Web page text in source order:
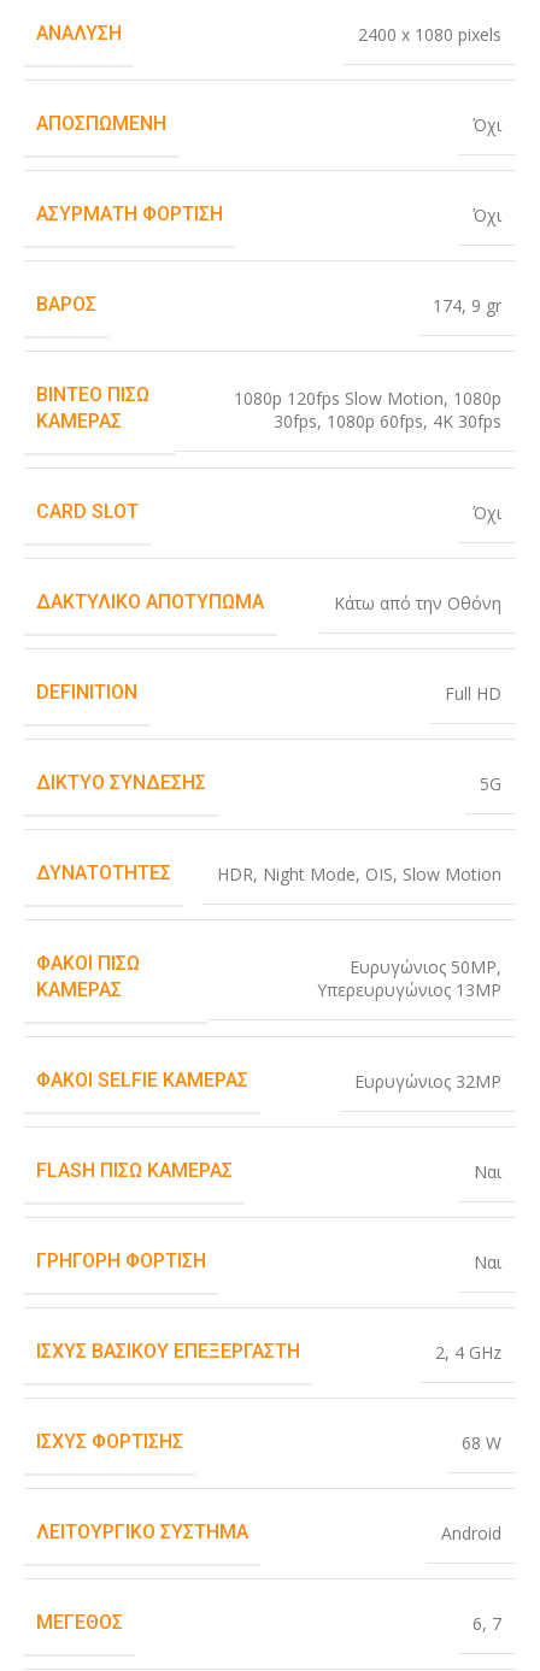
ΑΝΆΛΥΣΗ 2400 x 1080 pixels
ΑΠΟΣΠΏΜΕΝΗ Όχι
ΑΣΎΡΜΑΤΗ ΦΌΡΤΙΣΗ Όχι
ΒΆΡΟΣ 174, 9 gr
ΒΊΝΤΕΟ ΠΊΣΩ
ΚΆΜΕΡΑΣ
1080p 120fps Slow Motion, 1080p
30fps, 1080p 60fps, 4K 30fps
CARD SLOT Όχι
ΔΑΚΤΥΛΙΚΌ ΑΠΟΤΎΠΩΜΑ Κάτω από την Οθόνη
DEFINITION Full HD
ΔΊΚΤΥΟ ΣΎΝΔΕΣΗΣ 5G
ΔΥΝΑΤΌΤΗΤΕΣ HDR, Night Mode, OIS, Slow Motion
ΦΑΚΟΊ ΠΊΣΩ
ΚΆΜΕΡΑΣ
Ευρυγώνιος 50MP,
Υπερευρυγώνιος 13MP
ΦΑΚΟΊ SELFIE ΚΆΜΕΡΑΣ Ευρυγώνιος 32MP
FLASH ΠΊΣΩ ΚΆΜΕΡΑΣ Ναι
ΓΡΉΓΟΡΗ ΦΌΡΤΙΣΗ Ναι
ΙΣΧΎΣ ΒΑΣΙΚΟΎ ΕΠΕΞΕΡΓΑΣΤΉ 2, 4 GHz
ΙΣΧΎΣ ΦΌΡΤΙΣΗΣ 68 W
ΛΕΙΤΟΥΡΓΙΚΌ ΣΎΣΤΗΜΑ Android
ΜΈΓΕΘΟΣ 6, 7